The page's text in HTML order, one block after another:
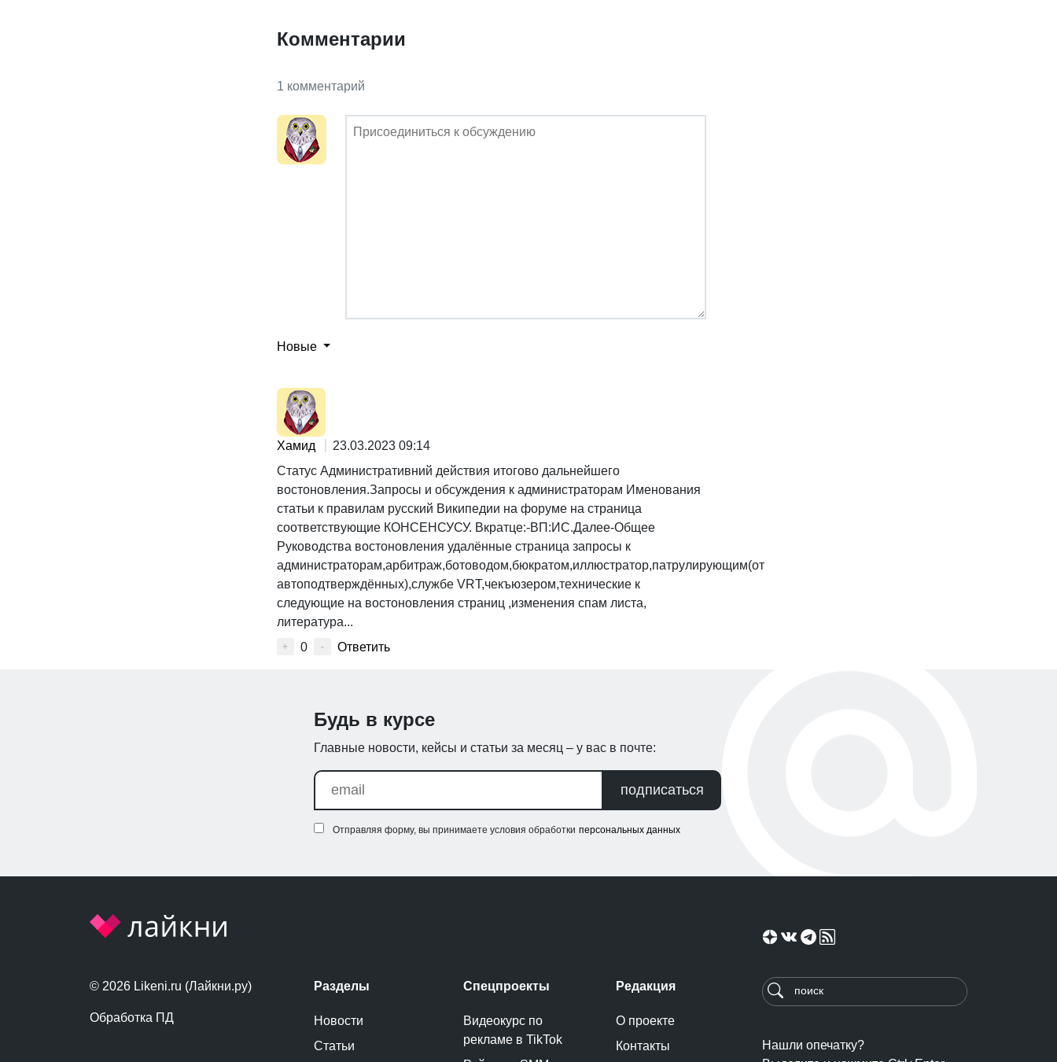
Комментарии
1 комментарий
Новые
Хамид
23.03.2023 09:14
Статус Административний действия итогово дальнейшего
востоновления.Запросы и обсуждения к администраторам Именования
статьи к правилам русский Википедии на форуме на страница
соответствующие КОНСЕНСУСУ. Вкратце:-ВП:ИС.Далее-Общее
Руководства востоновления удалённые страница запросы к
администраторам,арбитраж,ботоводом,бюкратом,иллюстратор,патрулирующим(от
автоподтверждённых),службе VRT,чекъюзером,технические к
следующие на востоновления страниц ,изменения спам листа,
литература...
+ 0 - Ответить
Будь в курсе
Главные новости, кейсы и статьи за месяц – у вас в почте:
подписаться
Отправляя форму, вы принимаете условия обработки персональных данных
© 2026 Likeni.ru (Лайкни.ру)
Обработка ПД
Разделы
Новости
Статьи
Спецпроекты
Видеокурс по
рекламе в TikTok
Редакция
О проекте
Контакты
Нашли опечатку?